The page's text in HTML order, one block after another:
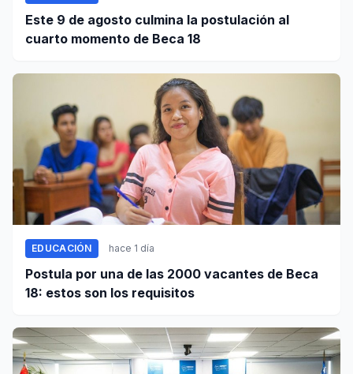
Este 9 de agosto culmina la postulación al
cuarto momento de Beca 18
EDUCACIÓN hace 1 día
Postula por una de las 2000 vacantes de Beca
18: estos son los requisitos